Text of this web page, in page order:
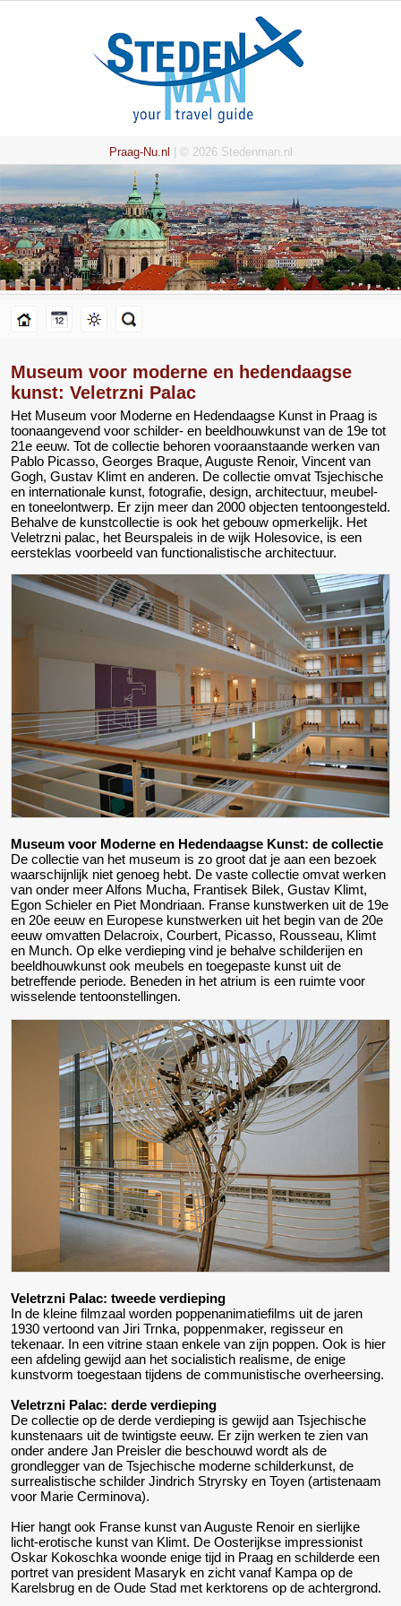
Praag-Nu.nl | © 2026 Stedenman.nl
Museum voor moderne en hedendaagse
kunst: Veletrzni Palac
Het Museum voor Moderne en Hedendaagse Kunst in Praag is
toonaangevend voor schilder- en beeldhouwkunst van de 19e tot
21e eeuw. Tot de collectie behoren vooraanstaande werken van
Pablo Picasso, Georges Braque, Auguste Renoir, Vincent van
Gogh, Gustav Klimt en anderen. De collectie omvat Tsjechische
en internationale kunst, fotografie, design, architectuur, meubel-
en toneelontwerp. Er zijn meer dan 2000 objecten tentoongesteld.
Behalve de kunstcollectie is ook het gebouw opmerkelijk. Het
Veletrzni palac, het Beurspaleis in de wijk Holesovice, is een
eersteklas voorbeeld van functionalistische architectuur.
Museum voor Moderne en Hedendaagse Kunst: de collectie
De collectie van het museum is zo groot dat je aan een bezoek
waarschijnlijk niet genoeg hebt. De vaste collectie omvat werken
van onder meer Alfons Mucha, Frantisek Bilek, Gustav Klimt,
Egon Schieler en Piet Mondriaan. Franse kunstwerken uit de 19e
en 20e eeuw en Europese kunstwerken uit het begin van de 20e
eeuw omvatten Delacroix, Courbert, Picasso, Rousseau, Klimt
en Munch. Op elke verdieping vind je behalve schilderijen en
beeldhouwkunst ook meubels en toegepaste kunst uit de
betreffende periode. Beneden in het atrium is een ruimte voor
wisselende tentoonstellingen.
Veletrzni Palac: tweede verdieping
In de kleine filmzaal worden poppenanimatiefilms uit de jaren
1930 vertoond van Jiri Trnka, poppenmaker, regisseur en
tekenaar. In een vitrine staan enkele van zijn poppen. Ook is hier
een afdeling gewijd aan het socialistich realisme, de enige
kunstvorm toegestaan tijdens de communistische overheersing.
Veletrzni Palac: derde verdieping
De collectie op de derde verdieping is gewijd aan Tsjechische
kunstenaars uit de twintigste eeuw. Er zijn werken te zien van
onder andere Jan Preisler die beschouwd wordt als de
grondlegger van de Tsjechische moderne schilderkunst, de
surrealistische schilder Jindrich Stryrsky en Toyen (artistenaam
voor Marie Cerminova).
Hier hangt ook Franse kunst van Auguste Renoir en sierlijke
licht-erotische kunst van Klimt. De Oosterijkse impressionist
Oskar Kokoschka woonde enige tijd in Praag en schilderde een
portret van president Masaryk en zicht vanaf Kampa op de
Karelsbrug en de Oude Stad met kerktorens op de achtergrond.